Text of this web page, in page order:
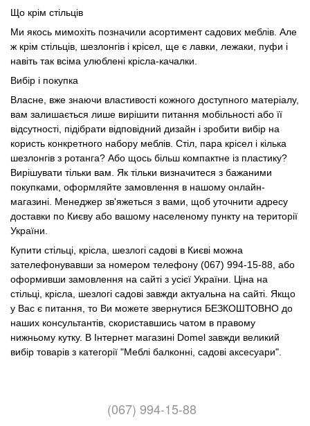
Що крім стільців
Ми якось мимохіть позначили асортимент садових меблів. Але
ж крім стільців, шезлонгів і крісел, ще є лавки, лежаки, пуфи і
навіть так всіма улюблені крісла-качалки.
Вибір і покупка
Власне, вже знаючи властивості кожного доступного матеріалу,
вам залишається лише вирішити питання мобільності або її
відсутності, підібрати відповідний дизайн і зробити вибір на
користь конкретного набору меблів. Стіл, пара крісел і кілька
шезлонгів з ротанга? Або щось більш компактне із пластику?
Вирішувати тільки вам. Як тільки визначитеся з бажаними
покупками, оформляйте замовлення в нашому онлайн-
магазині. Менеджер зв'яжеться з вами, щоб уточнити адресу
доставки по Києву або вашому населеному пункту на території
України.
Купити стільці, крісла, шезлогі садові в Києві можна
зателефонувавши за номером телефону (067) 994-15-88, або
оформивши замовлення на сайті з усієї України. Ціна на
стільці, крісла, шезлогі садові завжди актуальна на сайті. Якщо
у Вас є питання, то Ви можете звернутися БЕЗКОШТОВНО до
наших консультантів, скориставшись чатом в правому
нижньому кутку. В Інтернет магазині Domel завжди великий
вибір товарів з категорії "Меблі балконні, садові аксесуари".
(067) 994-15-88